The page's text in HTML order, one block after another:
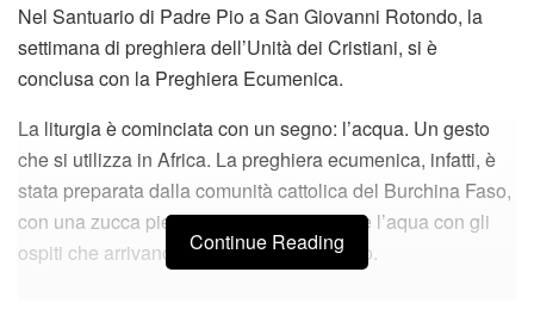
Nel Santuario di Padre Pio a San Giovanni Rotondo, la
settimana di preghiera dell’Unità dei Cristiani, si è
conclusa con la Preghiera Ecumenica.
La liturgia è cominciata con un segno: l’acqua. Un gesto
che si utilizza in Africa. La preghiera ecumenica, infatti, è
stata preparata dalla comunità cattolica del Burchina Faso,
con una zucca piena d’acqua si condivide l’aqua con gli
ospiti che arrivano stanchi dal loro viaggio.
Continue Reading